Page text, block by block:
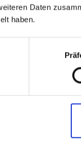
Daten
haben.